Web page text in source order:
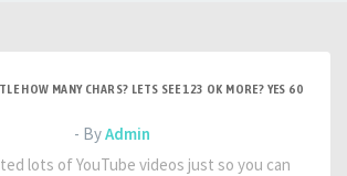
HOW MANY CHARS? LETS SEE 123 OK MORE? YES 60
- ByAdmin
lots of YouTube videos just so you can